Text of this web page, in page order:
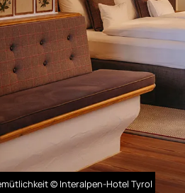
© Interalpen-Hotel Tyrol